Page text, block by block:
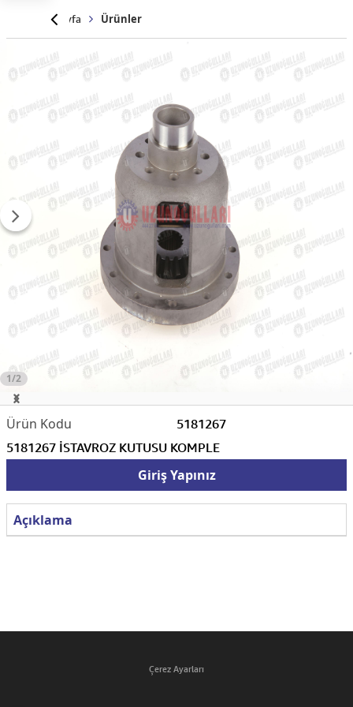
Anasayfa Ürünler
1/2
5181267
5181267 İSTAVROZ KUTUSU KOMPLE
Giriş Yapınız
Açıklama
Çerez Ayarları